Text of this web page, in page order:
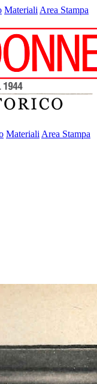
Materiali Area Stampa
Materiali Area Stampa